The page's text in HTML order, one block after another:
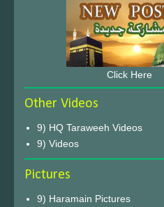
Click Here
Other Videos
9) HQ Taraweeh Videos
9) Videos
Pictures
9) Haramain Pictures